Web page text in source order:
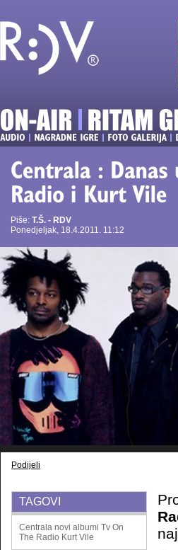
Piše: T.Š. - RDV
Ponedjeljak, 18.4.2011. 11:12
Podijeli
TAGOVI
Centrala novi albumi Tv On
The Radio Kurt Vile